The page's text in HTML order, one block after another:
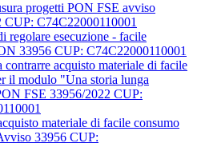
progetti PON FSE avviso
CUP: C74C22000110001
regolare esecuzione - facile
33956 CUP: C74C22000110001
contrarre acquisto materiale di facile
il modulo "Una storia lunga
FSE 33956/2022 CUP:
materiale di facile consumo
33956 CUP: